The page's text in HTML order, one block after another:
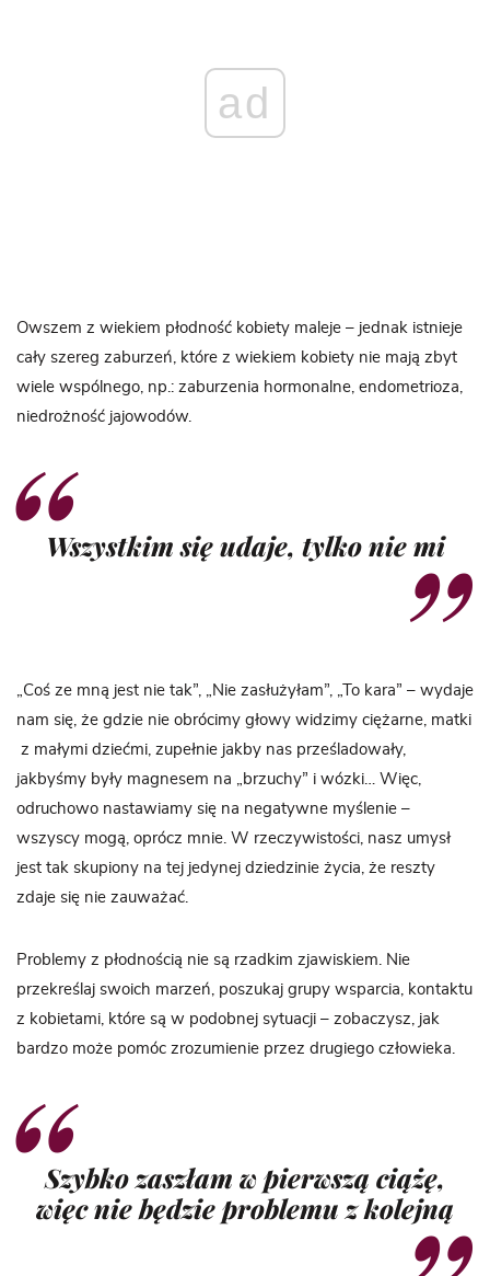
ad
Owszem z wiekiem płodność kobiety maleje – jednak istnieje
cały szereg zaburzeń, które z wiekiem kobiety nie mają zbyt
wiele wspólnego, np.: zaburzenia hormonalne, endometrioza,
niedrożność jajowodów.
Wszystkim się udaje, tylko nie mi
„Coś ze mną jest nie tak”, „Nie zasłużyłam”, „To kara” – wydaje
nam się, że gdzie nie obrócimy głowy widzimy ciężarne, matki
z małymi dziećmi, zupełnie jakby nas prześladowały,
jakbyśmy były magnesem na „brzuchy” i wózki… Więc,
odruchowo nastawiamy się na negatywne myślenie –
wszyscy mogą, oprócz mnie. W rzeczywistości, nasz umysł
jest tak skupiony na tej jedynej dziedzinie życia, że reszty
zdaje się nie zauważać.
Problemy z płodnością nie są rzadkim zjawiskiem. Nie
przekreślaj swoich marzeń, poszukaj grupy wsparcia, kontaktu
z kobietami, które są w podobnej sytuacji – zobaczysz, jak
bardzo może pomóc zrozumienie przez drugiego człowieka.
Szybko zaszłam w pierwszą ciążę,
więc nie będzie problemu z kolejną